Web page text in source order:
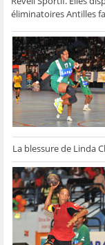
ê
t
e
)
éliminatoires Antilles
La blessure de Linda